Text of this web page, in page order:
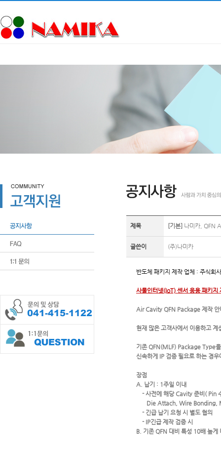
제목 [기본] 나미카, QFN
글쓴이 (주)나미카
반도체 패키지 제작 업체 : 주식회
사물인터넷(IoT) 센서 응용 패키
Air Cavity QFN Package 제작 안
현재 많은 고객사에서 이용하고 계
기존 QFN(MLF) Package Type
신속하게 IP 검증 필요로 하는 경
장점
A. 납기 : 1주일 이내
- 사전에 해당 Cavity 준비( Pin
Die Attach, Wire Bonding,
- 긴급 납기 요청 시 별도 협의
- IP긴급 제작 검증 시
B. 기존 QFN 대비 특성 10배 높게